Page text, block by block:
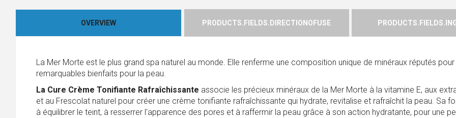
OVERVIEW PRODUCTS.FIELDS.DIRECTIONOFUSE
La Mer Morte est le plus grand spa naturel au monde. Elle renferme une composition unique de minéraux réputés pour
remarquables bienfaits pour la peau.
La Cure Crème Tonifiante Rafraîchissante associe les précieux minéraux de la Mer Morte à la vitamine E, aux
et au Frescolat naturel pour créer une crème tonifiante rafraîchissante qui hydrate, revitalise et rafraîchit la peau. Sa
à équilibrer le teint, à resserrer l'apparence des pores et à raffermir la peau grâce à son action hydratante, pour une